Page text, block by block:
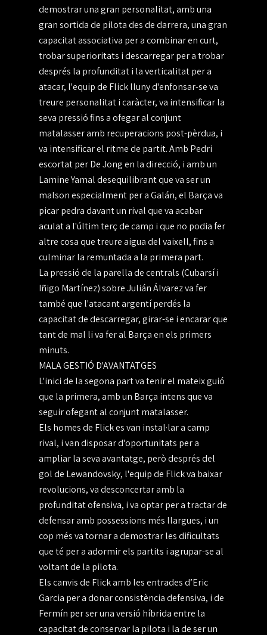
demostrar una gran personalitat, amb una
gran sortida de pilota des de darrera, una gran
capacitat associativa per a combinar en curt,
trobar superioritats i descarregar per a trobar
després la profunditat i la verticalitat per a
atacar, l'equip de Flick lluny d'enfonsar-se va
treure personalitat i caràcter, va intensificar la
seva pressió fins a ofegar al conjunt
matalasser amb recuperacions post-pèrdua, i
va intensificar el ritme de partit. Amb Pedri
escortat per De Jong en la direcció, i amb un
Lamine Yamal desequilibrant que va ser un
malson especialment per a Galán, el Barça va
picar pedra davant un rival que va acabar
aculat a l'últim terç de camp i que no podia fer
altre cosa que treure aigua del vaixell, fins a
culminar la remuntada a la primera part.
La pressió de la parella de centrals (Cubarsí i
Iñigo Martínez) sobre Julián Álvarez va fer
també que l'atacant argentí perdés la
capacitat de descarregar, girar-se i encarar que
tant de mal li va fer al Barça en els primers
minuts.
MALA GESTIÓ D'AVANTATGES
L'inici de la segona part va tenir el mateix guió
que la primera, amb un Barça intens que va
seguir ofegant al conjunt matalasser.
Els homes de Flick es van instal·lar a camp
rival, i van disposar d'oportunitats per a
ampliar la seva avantatge, però després del
gol de Lewandovsky, l'equip de Flick va baixar
revolucions, va desconcertar amb la
profunditat ofensiva, i va optar per a tractar de
defensar amb possessions més llargues, i un
cop més va tornar a demostrar les dificultats
que té per a adormir els partits i agrupar-se al
voltant de la pilota.
Els canvis de Flick amb les entrades d’Eric
Garcia per a donar consistència defensiva, i de
Fermín per ser una versió híbrida entre la
capacitat de conservar la pilota i la de ser un